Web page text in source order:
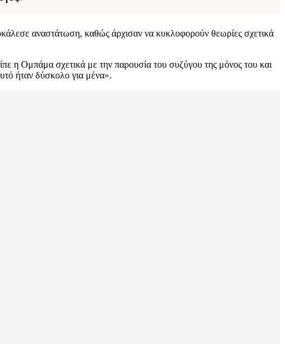
αναστάτωση, καθώς άρχισαν να κυκλοφορούν θεωρίες σχετικά
η Ομπάμα σχετικά με την παρουσία του συζύγου της μόνος του και
ήταν δύσκολο για μένα».